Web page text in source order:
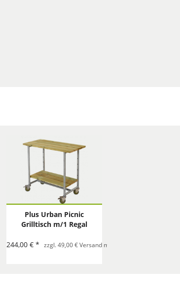
Plus Urban Picnic
Grilltisch m/1 Regal
244,00 € * zzgl. 49,00 € Versand mit Spedition pro Bestellung